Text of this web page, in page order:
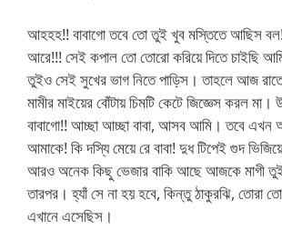
আহহহ!! বাবাগো তবে তো তুই খুব মস্তিতে আছিস
আরে!!! সেই কপাল তো তোরো করিয়ে দিতে চাইছি
তুইও সেই সুখের ভাগ নিতে পাড়িস। তাহলে আজ
মামীর মাইয়ের বোঁটায় চিমটি কেটে জিজ্ঞেস করল
বাবাগো!! আচ্ছা আচ্ছা বাবা, আসব আমি। তবে এখন
আমাকে! কি দস্যি মেয়ে রে বাবা! দুধ টিপেই গুদ
আরও অনেক কিছু ভেজার বাকি আছে আজকে মাগী
তারপর। হ্যাঁ সে না হয় হবে, কিন্তু ঠাকুরঝি, তোরা
এখানে এসেছিস।